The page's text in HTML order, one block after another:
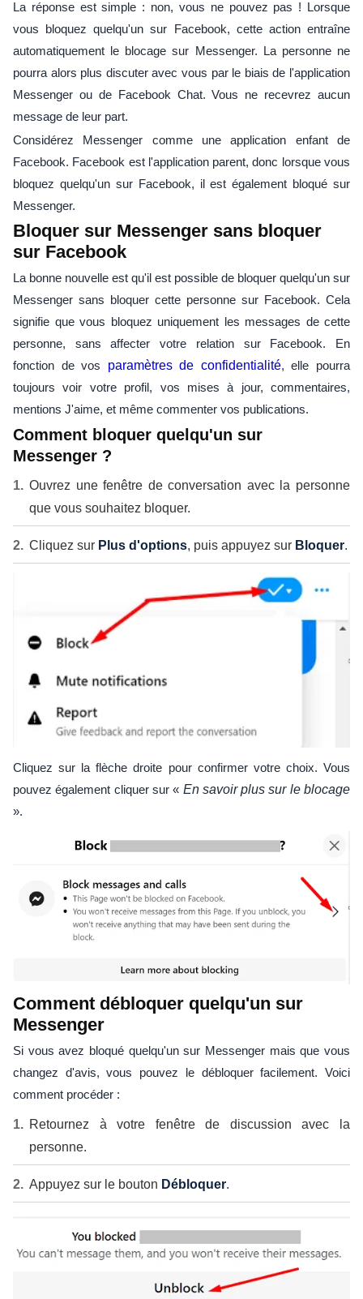
La réponse est simple : non, vous ne pouvez pas ! Lorsque
vous bloquez quelqu'un sur Facebook, cette action entraîne
automatiquement le blocage sur Messenger. La personne ne
pourra alors plus discuter avec vous par le biais de l'application
Messenger ou de Facebook Chat. Vous ne recevrez aucun
message de leur part.
Considérez Messenger comme une application enfant de
Facebook. Facebook est l'application parent, donc lorsque vous
bloquez quelqu'un sur Facebook, il est également bloqué sur
Messenger.
Bloquer sur Messenger sans bloquer
sur Facebook
La bonne nouvelle est qu'il est possible de bloquer quelqu'un sur
Messenger sans bloquer cette personne sur Facebook. Cela
signifie que vous bloquez uniquement les messages de cette
personne, sans affecter votre relation sur Facebook. En
fonction de vos paramètres de confidentialité, elle pourra
toujours voir votre profil, vos mises à jour, commentaires,
mentions J'aime, et même commenter vos publications.
Comment bloquer quelqu'un sur
Messenger ?
Ouvrez une fenêtre de conversation avec la personne
que vous souhaitez bloquer.
Cliquez sur Plus d'options, puis appuyez sur Bloquer.
Cliquez sur la flèche droite pour confirmer votre choix. Vous
pouvez également cliquer sur « En savoir plus sur le blocage
».
Comment débloquer quelqu'un sur
Messenger
Si vous avez bloqué quelqu'un sur Messenger mais que vous
changez d'avis, vous pouvez le débloquer facilement. Voici
comment procéder :
Retournez à votre fenêtre de discussion avec la
personne.
Appuyez sur le bouton Débloquer.